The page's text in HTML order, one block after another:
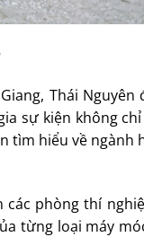
Thái Nguyên
sự kiện không
tìm hiểu về ngành
các phòng thí
từng loại máy